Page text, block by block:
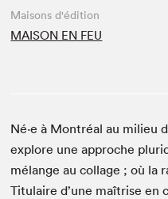
Maisons d'édition
MAISON EN FEU
Né·e à Montréal au milieu
explore une approche
mélange au collage ; où la
Titulaire d’une maîtrise